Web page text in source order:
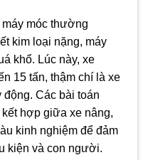
móc thường
kim loại nặng, máy
khổ. Lúc này, xe
15 tấn, thậm chí là xe
Các bài toán
hợp giữa xe nâng,
kinh nghiệm để đảm
kiện và con người.